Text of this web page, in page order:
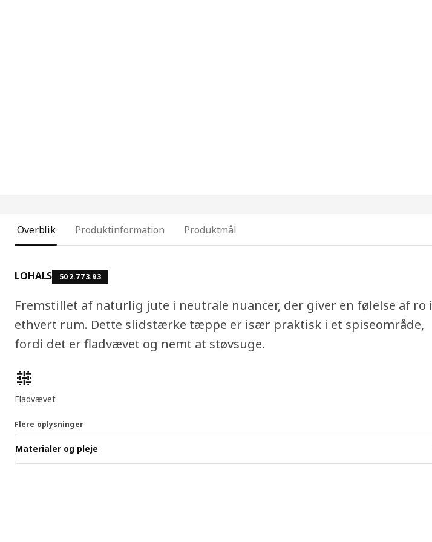
Overblik Produktinformation Produktmål
LOHALS 502.773.93
Fremstillet af naturlig jute i neutrale nuancer, der giver en følelse af ro i
ethvert rum. Dette slidstærke tæppe er især praktisk i et spiseområde,
fordi det er fladvævet og nemt at støvsuge.
Produktfunktioner
Fladvævet
Flere oplysninger
Materialer og pleje